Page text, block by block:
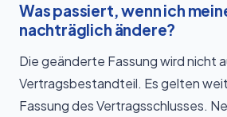
Was passiert, wenn ich
nachträglich ändere?
Die geänderte Fassung wird nicht
Vertragsbestandteil. Es gelten
Fassung des Vertragsschlusses.